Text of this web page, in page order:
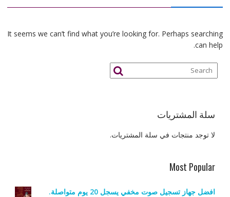
It seems we can’t find what you’re looking for. Perhaps searching
can help.
سلة المشتريات
لا توجد منتجات في سلة المشتريات.
Most Popular
افضل جهاز تسجيل صوت مخفي يسجل 20 يوم متواصلة.